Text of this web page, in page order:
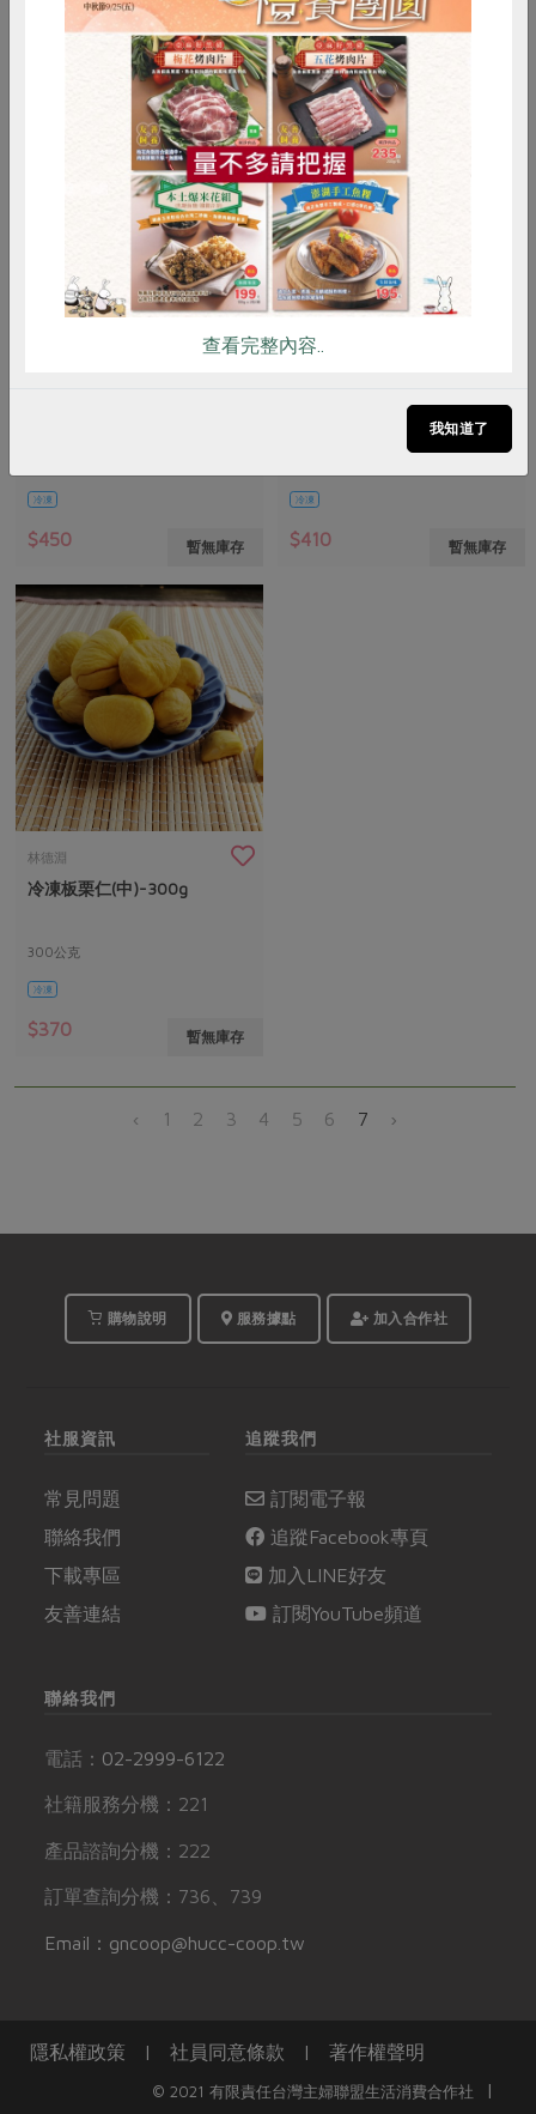
冷凍
暫無庫存
全素 冷凍
$85
冷凍
$450 暫無庫存
冷凍
$410 暫無庫存
林德淵
冷凍板栗仁(中)-300g
300公克
冷凍
$370 暫無庫存
‹ 1 2 3 4 5 6 7 ›
購物說明 服務據點 加入合作社
社服資訊
常見問題
聯絡我們
下載專區
友善連結
追蹤我們
訂閱電子報
追蹤Facebook專頁
加入LINE好友
訂閱YouTube頻道
聯絡我們
電話： 02-2999-6122
社籍服務分機：221
產品諮詢分機：222
訂單查詢分機：736、739
Email：gncoop@hucc-coop.tw
隱私權政策 | 社員同意條款 | 著作權聲明
© 2021 有限責任台灣主婦聯盟生活消費合作社 |
RPET 食譜 減硝酸鹽
雞蛋 食安 共同購買
查看完整內容..
我知道了